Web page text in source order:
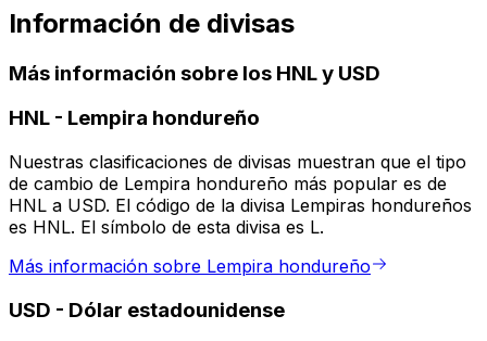
Información de divisas
Más información sobre los HNL y USD
HNL - Lempira hondureño
Nuestras clasificaciones de divisas muestran que el tipo
de cambio de Lempira hondureño más popular es de
HNL a USD. El código de la divisa Lempiras hondureños
es HNL. El símbolo de esta divisa es L.
Más información sobre Lempira hondureño
USD - Dólar estadounidense